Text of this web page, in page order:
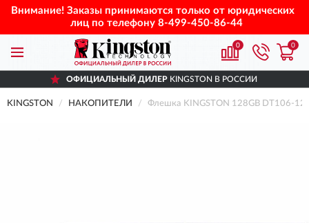
Внимание! Заказы принимаются только от юридических
лиц по телефону 8-499-450-86-44
0 0
ОФИЦИАЛЬНЫЙ ДИЛЕР KINGSTON В РОССИИ
KINGSTON НАКОПИТЕЛИ Флешка KINGSTON 128GB DT106-